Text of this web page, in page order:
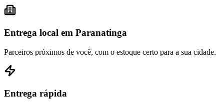
Entrega local em Paranatinga
Parceiros próximos de você, com o estoque certo para a sua cidade.
Entrega rápida